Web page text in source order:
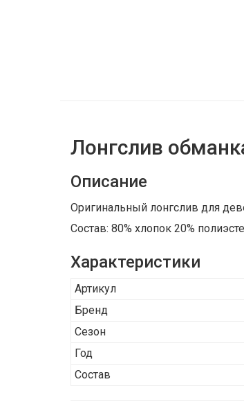
Лонгслив
Описание
Оригинальный лонгслив для
Состав: 80% хлопок 20%
Характеристики
Артикул
Бренд
Сезон
Год
Состав